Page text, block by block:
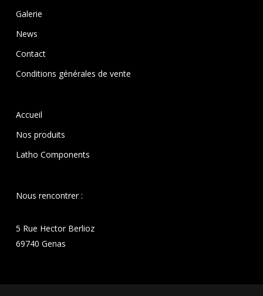
Galerie
News
Contact
Conditions générales de vente
Accueil
Nos produits
Latho Components
Nous rencontrer :
5 Rue Hector Berlioz
69740 Genas